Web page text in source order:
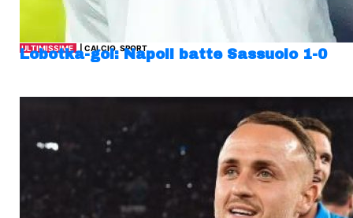
ULTIMISSIME | CALCIO, SPORT
Lobotka-gol: Napoli batte Sassuolo 1-0